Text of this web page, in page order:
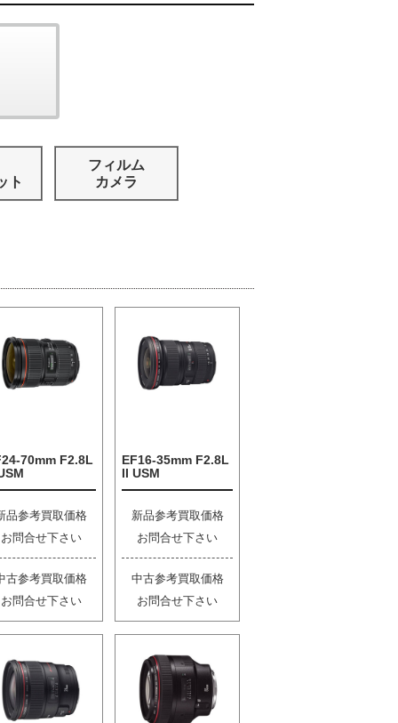
ト
フィルム
カメラ
70mm F2.8L
品参考買取価格
お問合せ下さい
古参考買取価格
お問合せ下さい
EF16-35mm F2.8L
II USM
新品参考買取価格
お問合せ下さい
中古参考買取価格
お問合せ下さい